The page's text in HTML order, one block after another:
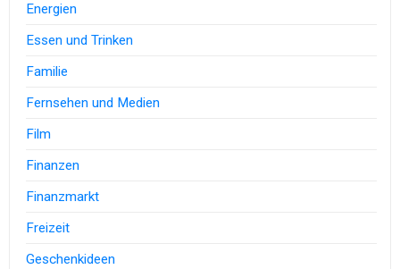
Energien
Essen und Trinken
Familie
Fernsehen und Medien
Film
Finanzen
Finanzmarkt
Freizeit
Geschenkideen